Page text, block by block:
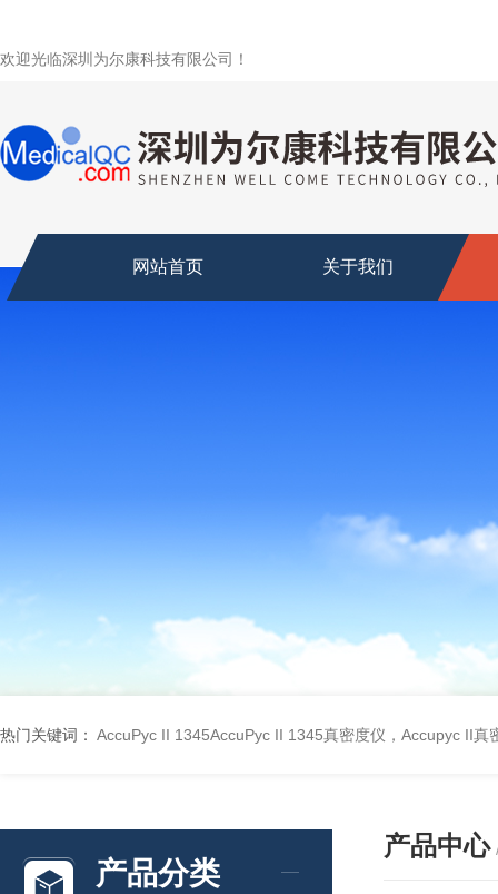
欢迎光临深圳为尔康科技有限公司！
网站首页 关于我们
热门关键词： AccuPyc II 1345AccuPyc II 1345真密度仪，Accupyc II真
产品分类
产品中心